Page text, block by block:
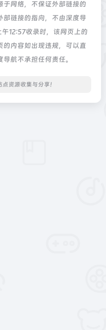
于网络，不保证外部链接的
部链接的指向，不由深度导
12:57收录时，该网页上的
的内容如出现违规，可以直
航不承担任何责任。
资源收集与分享！